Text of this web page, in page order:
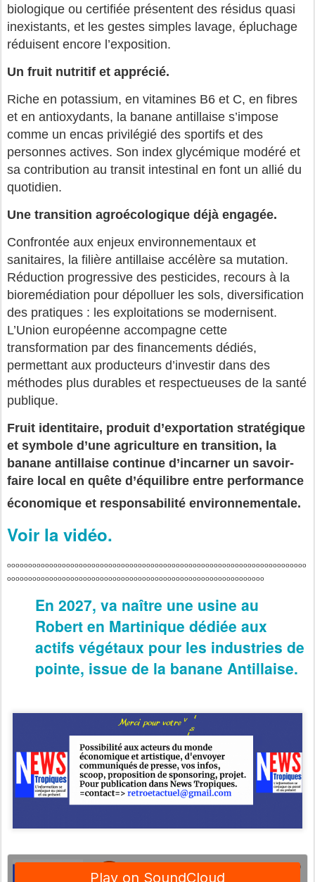
biologique ou certifiée présentent des résidus quasi
inexistants, et les gestes simples lavage, épluchage
réduisent encore l’exposition.
Un fruit nutritif et apprécié.
Riche en potassium, en vitamines B6 et C, en fibres
et en antioxydants, la banane antillaise s’impose
comme un encas privilégié des sportifs et des
personnes actives. Son index glycémique modéré et
sa contribution au transit intestinal en font un allié du
quotidien.
Une transition agroécologique déjà engagée.
Confrontée aux enjeux environnementaux et
sanitaires, la filière antillaise accélère sa mutation.
Réduction progressive des pesticides, recours à la
bioremédiation pour dépolluer les sols, diversification
des pratiques : les exploitations se modernisent.
L’Union européenne accompagne cette
transformation par des financements dédiés,
permettant aux producteurs d’investir dans des
méthodes plus durables et respectueuses de la santé
publique.
Fruit identitaire, produit d’exportation stratégique
et symbole d’une agriculture en transition, la
banane antillaise continue d’incarner un savoir-
faire local en quête d’équilibre entre performance
économique et responsabilité environnementale.
Voir la vidéo.
ooooooooooooooooooooooooooooooooooooooooooooooooooooooooooooooooooooooo
ooooooooooooooooooooooooooooooooooooooooooooooooooooooooooooo
En 2027, va naître une usine au
Robert en Martinique dédiée aux
actifs végétaux pour les industries de
pointe, issue de la banane Antillaise.